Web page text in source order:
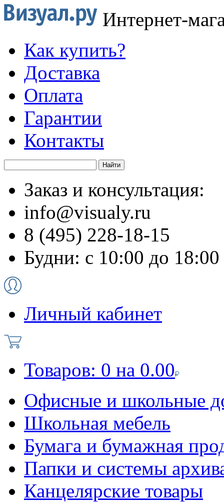
Интернет-
Как купить?
Доставка
Оплата
Гарантии
Контакты
Заказ и консультация:
info@visualy.ru
8 (495) 228-18-15
Будни: с 10:00 до 18:00
Личный кабинет
Товаров: 0 на 0.00
Офисные и школьные
Школьная мебель
Бумага и бумажная
Папки и системы
Канцелярские товары